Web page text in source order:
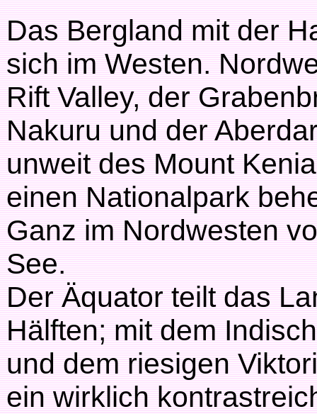
Das Bergland mit der
sich im Westen.
Rift Valley, der
Nakuru und der
unweit des Mount
einen Nationalpark
Ganz im Nordwesten
See.
Der Äquator teilt das
Hälften; mit dem
und dem riesigen
ein wirklich